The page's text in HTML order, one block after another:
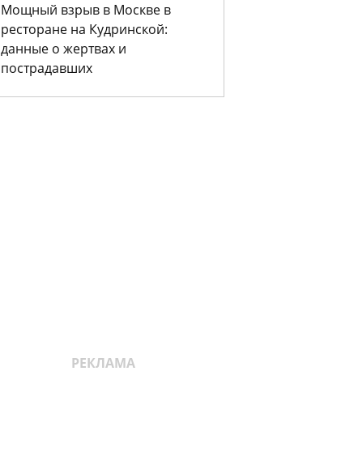
Мощный взрыв в Москве в
ресторане на Кудринской:
данные о жертвах и
пострадавших